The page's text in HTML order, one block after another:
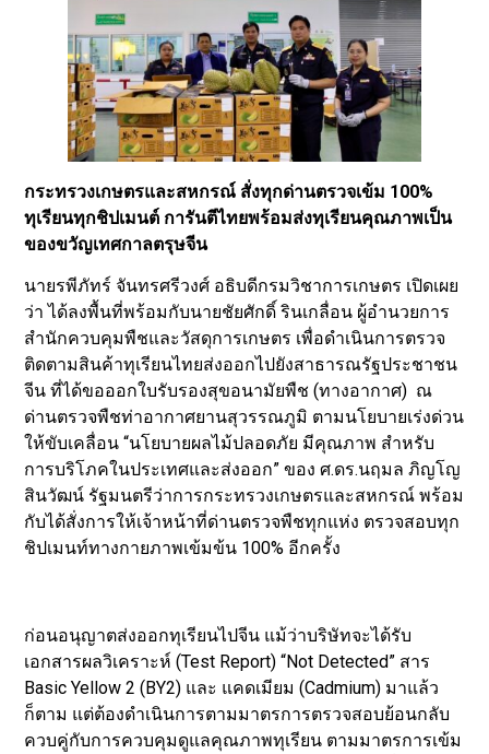
กระทรวงเกษตรและสหกรณ์ สั่งทุกด่านตรวจเข้ม 100%
ทุเรียนทุกชิปเมนต์ การันตีไทยพร้อมส่งทุเรียนคุณภาพเป็น
ของขวัญเทศกาลตรุษจีน
นายรพีภัทร์ จันทรศรีวงศ์ อธิบดีกรมวิชาการเกษตร เปิดเผย
ว่า ได้ลงพื้นที่พร้อมกับนายชัยศักดิ์ รินเกลื่อน ผู้อำนวยการ
สำนักควบคุมพืชและวัสดุการเกษตร เพื่อดำเนินการตรวจ
ติดตามสินค้าทุเรียนไทยส่งออกไปยังสาธารณรัฐประชาชน
จีน ที่ได้ขอออกใบรับรองสุขอนามัยพืช (ทางอากาศ) ณ
ด่านตรวจพืชท่าอากาศยานสุวรรณภูมิ ตามนโยบายเร่งด่วน
ให้ขับเคลื่อน “นโยบายผลไม้ปลอดภัย มีคุณภาพ สำหรับ
การบริโภคในประเทศและส่งออก” ของ ศ.ดร.นฤมล ภิญโญ
สินวัฒน์ รัฐมนตรีว่าการกระทรวงเกษตรและสหกรณ์ พร้อม
กับได้สั่งการให้เจ้าหน้าที่ด่านตรวจพืชทุกแห่ง ตรวจสอบทุก
ชิปเมนท์ทางกายภาพเข้มข้น 100% อีกครั้ง
ก่อนอนุญาตส่งออกทุเรียนไปจีน แม้ว่าบริษัทจะได้รับ
เอกสารผลวิเคราะห์ (Test Report) “Not Detected” สาร
Basic Yellow 2 (BY2) และ แคดเมียม (Cadmium) มาแล้ว
ก็ตาม แต่ต้องดำเนินการตามมาตรการตรวจสอบย้อนกลับ
ควบคู่กับการควบคุมดูแลคุณภาพทุเรียน ตามมาตรการเข้ม